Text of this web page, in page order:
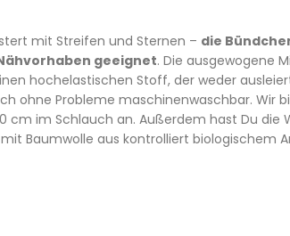
mit Streifen und Sternen – die
geeignet. Die ausgewogene
hochelastischen Stoff, der weder
ohne Probleme maschinenwaschbar. Wir
im Schlauch an. Außerdem hast Du die
Baumwolle aus kontrolliert biologischem